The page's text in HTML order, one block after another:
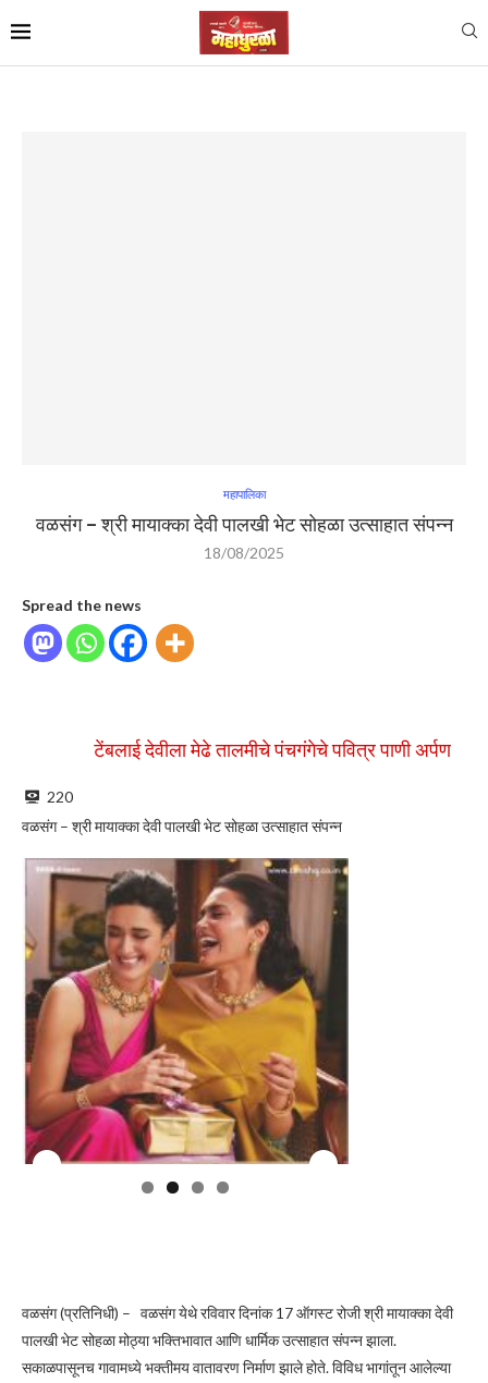
महापालिका
वळसंग – श्री मायाक्का देवी पालखी भेट सोहळा उत्साहात संपन्न
18/08/2025
Spread the news
टेंबलाई देवीला मेढे तालमीचे पंचगंगेचे पवित्र पाणी अर्पण
220
वळसंग – श्री मायाक्का देवी पालखी भेट सोहळा उत्साहात संपन्न
वळसंग (प्रतिनिधी) – वळसंग येथे रविवार दिनांक 17 ऑगस्ट रोजी श्री मायाक्का देवी
पालखी भेट सोहळा मोठ्या भक्तिभावात आणि धार्मिक उत्साहात संपन्न झाला.
सकाळपासूनच गावामध्ये भक्तीमय वातावरण निर्माण झाले होते. विविध भागांतून आलेल्या